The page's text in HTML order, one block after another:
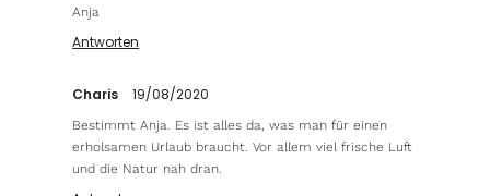
Anja
Antworten
Charis 19/08/2020
Bestimmt Anja. Es ist alles da, was man für einen
erholsamen Urlaub braucht. Vor allem viel frische Luft
und die Natur nah dran.